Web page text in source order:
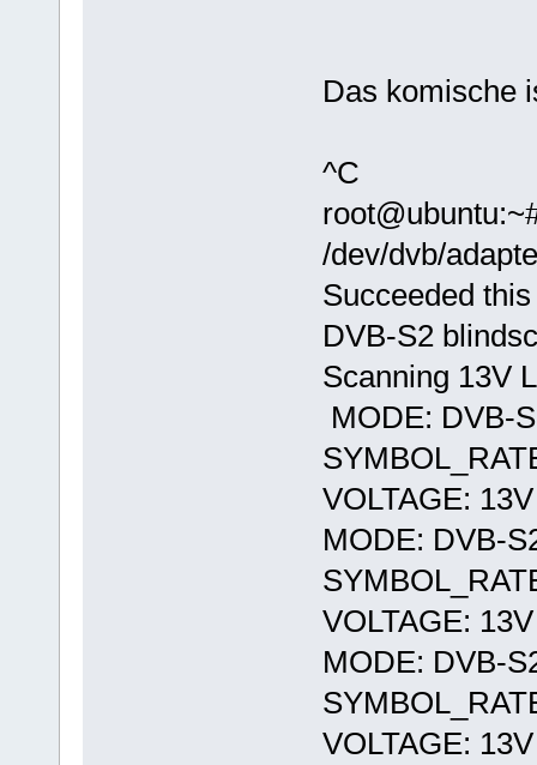
Das komische
^C
/dev/dvb/
Succeeded
DVB-S2
Scanning 13V
MODE: DVB-
VOLTAGE:
MODE: DVB-
VOLTAGE:
MODE: DVB-
VOLTAGE: